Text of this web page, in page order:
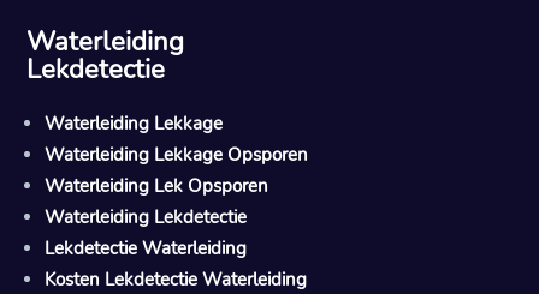
Waterleiding
Lekdetectie
Waterleiding Lekkage
Waterleiding Lekkage Opsporen
Waterleiding Lek Opsporen
Waterleiding Lekdetectie
Lekdetectie Waterleiding
Kosten Lekdetectie Waterleiding